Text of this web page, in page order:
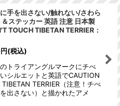
手を出さない/触れない/さわら
ステッカー 英語 注意 日本製
TOUCH TIBETAN TERRIER：
円(税込)
トライアングルマークにチべ
シルエットと英語でCAUTION
TERRIER（注意！チべ
出さない）と描かれたアメ